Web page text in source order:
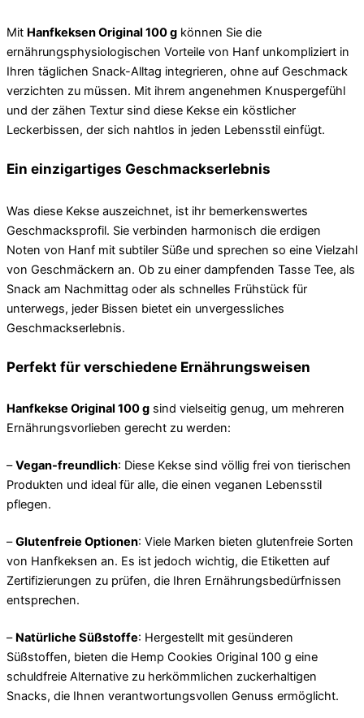
Mit Hanfkeksen Original 100 g können Sie die
ernährungsphysiologischen Vorteile von Hanf unkompliziert in
Ihren täglichen Snack-Alltag integrieren, ohne auf Geschmack
verzichten zu müssen. Mit ihrem angenehmen Knuspergefühl
und der zähen Textur sind diese Kekse ein köstlicher
Leckerbissen, der sich nahtlos in jeden Lebensstil einfügt.
Ein einzigartiges Geschmackserlebnis
Was diese Kekse auszeichnet, ist ihr bemerkenswertes
Geschmacksprofil. Sie verbinden harmonisch die erdigen
Noten von Hanf mit subtiler Süße und sprechen so eine Vielzahl
von Geschmäckern an. Ob zu einer dampfenden Tasse Tee, als
Snack am Nachmittag oder als schnelles Frühstück für
unterwegs, jeder Bissen bietet ein unvergessliches
Geschmackserlebnis.
Perfekt für verschiedene Ernährungsweisen
Hanfkekse Original 100 g sind vielseitig genug, um mehreren
Ernährungsvorlieben gerecht zu werden:
–Vegan-freundlich: Diese Kekse sind völlig frei von tierischen
Produkten und ideal für alle, die einen veganen Lebensstil
pflegen.
–Glutenfreie Optionen: Viele Marken bieten glutenfreie Sorten
von Hanfkeksen an. Es ist jedoch wichtig, die Etiketten auf
Zertifizierungen zu prüfen, die Ihren Ernährungsbedürfnissen
entsprechen.
– Natürliche Süßstoffe: Hergestellt mit gesünderen
Süßstoffen, bieten die Hemp Cookies Original 100 g eine
schuldfreie Alternative zu herkömmlichen zuckerhaltigen
Snacks, die Ihnen verantwortungsvollen Genuss ermöglicht.